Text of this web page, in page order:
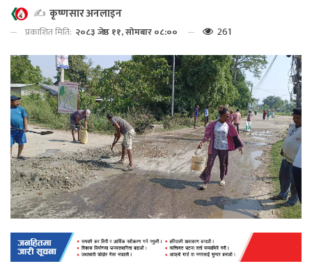
✍️ कृष्णसार अनलाइन
प्रकाशित मिति: २०८३ जेष्ठ ११, सोमबार ०८:०० 261